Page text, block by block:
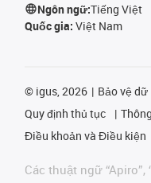
Ngôn ngữ:Tiếng Việt
Quốc gia: Việt Nam
© igus, 2026 Bảo vệ dữ
Quy định thủ tục
Điều khoản và Điều kiện
Các thuật ngữ “Apiro”,